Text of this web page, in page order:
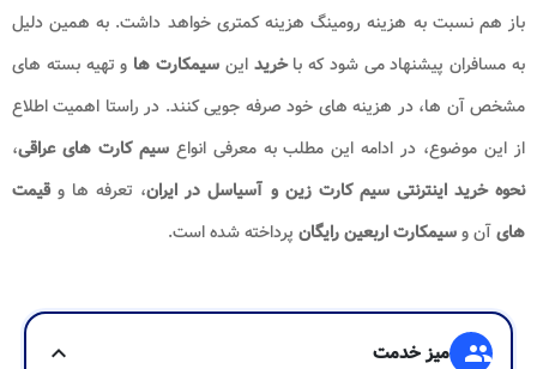
باز هم نسبت به هزینه رومینگ هزینه کمتری خواهد داشت. به همین دلیل
به مسافران پیشنهاد می شود که باخریداینسیمکارت ها و تهیه بسته های
مشخص آن ها، در هزینه های خود صرفه جویی کنند. در راستا اهمیت اطلاع
از این موضوع، در ادامه این مطلب به معرفی انواعسیم کارت های عراقی،
نحوه خرید اینترنتی سیم کارت زین و آسیاسل در ایران، تعرفه ها وقیمت
هایآن وسیمکارت اربعین رایگان پرداخته شده است.
group میز خدمت
expand_more